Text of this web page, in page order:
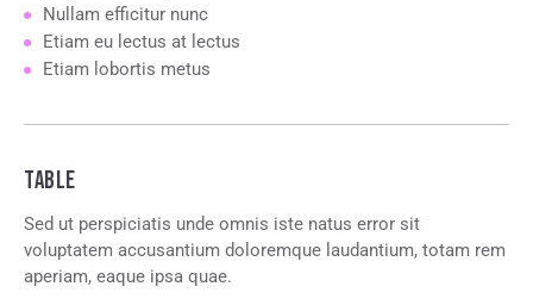
Nullam efficitur nunc
Etiam eu lectus at lectus
Etiam lobortis metus
TABLE
Sed ut perspiciatis unde omnis iste natus error sit
voluptatem accusantium doloremque laudantium, totam rem
aperiam, eaque ipsa quae.